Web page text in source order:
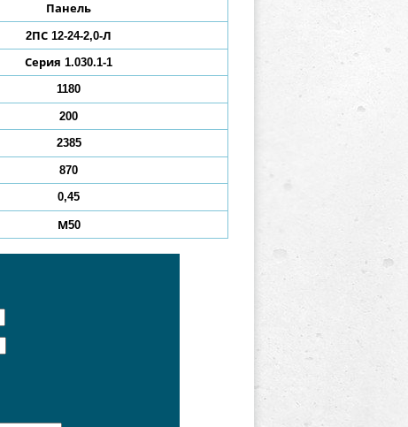
Панель
2ПС 12-24-2,0-Л
Серия 1.030.1-1
1180
200
2385
870
0,45
М50